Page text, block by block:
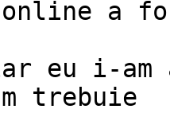
online a
eu i-am
trebuie